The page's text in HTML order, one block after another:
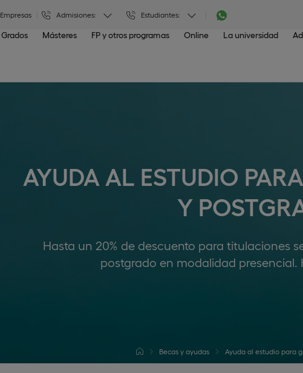
Empresas Admisiones: Estudiantes:
Grados Másteres FP y otros programas Online La universidad
AYUDA AL ESTUDIO
Y
Hasta un 20% de descuento para titulaciones
postgrado en modalidad presencial.
Becas y ayudas Ayuda al estudio para